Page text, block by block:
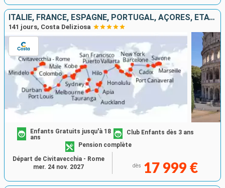
ITALIE, FRANCE, ESPAGNE, PORTUGAL, AÇORES, ÉTATS-UNIS, FLORIDE (USA), PANAMA, ÉTATS-UNIS, HAWAII, NOUVELLE-ZÉLANDE, AUSTRALIE, JAPON, MALAISIE, AFRIQUE DU SUD
141 jours, Costa Deliziosa
Enfants Gratuits jusqu'à 18
ans
Club Enfants dès 3 ans
Pension complète
dès 17 999 €
Départ de Civitavecchia - Rome
mer. 24 nov. 2027